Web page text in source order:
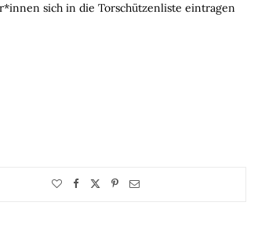
sich in die Torschützenliste eintragen